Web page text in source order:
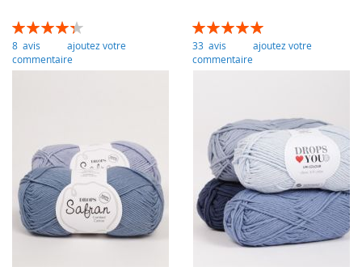
Évaluation:
88
% of100
8 avis
ajoutez votre
commentaire
Évaluation:
100
% of100
33 avis
ajoutez votre
commentaire